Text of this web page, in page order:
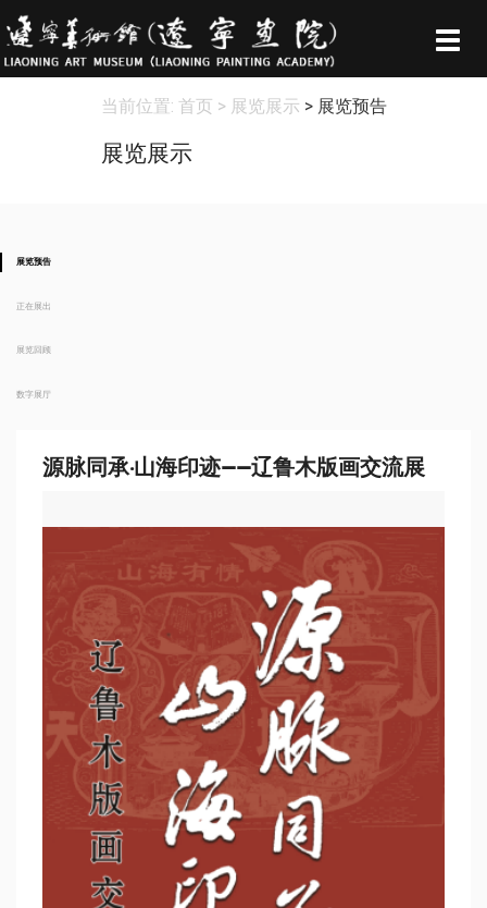
当前位置: 首页 > 展览展示 > 展览预告
展览展示
展览预告
正在展出
展览回顾
数字展厅
源脉同承·山海印迹——辽鲁木版画交流展